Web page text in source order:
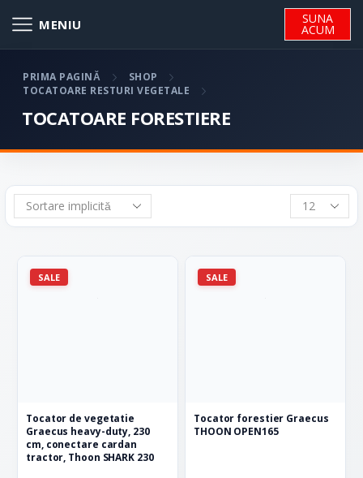
SUNA
ACUM
PRIMA PAGINĂ
SHOP
TOCATOARE RESTURI VEGETALE
TOCATOARE FORESTIERE
SALE
Tocator de vegetatie
Graecus heavy-duty, 230
cm, conectare cardan
tractor, Thoon SHARK 230
SALE
Tocator forestier Graecus
THOON OPEN165